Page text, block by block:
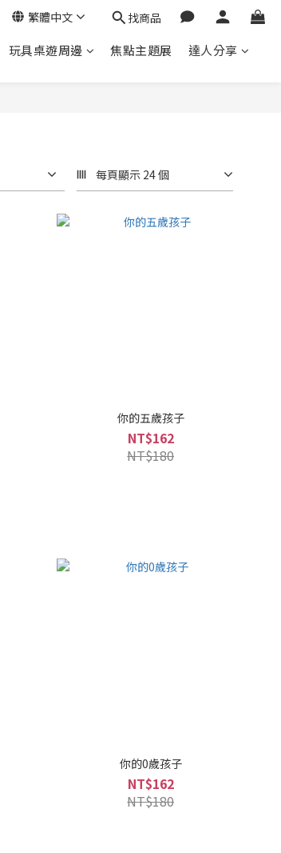
繁體中文 找商品
玩具桌遊周邊 焦點主題展 達人分享
每頁顯示 24 個
你的五歲孩子
NT$162
NT$180
你的0歲孩子
NT$162
NT$180